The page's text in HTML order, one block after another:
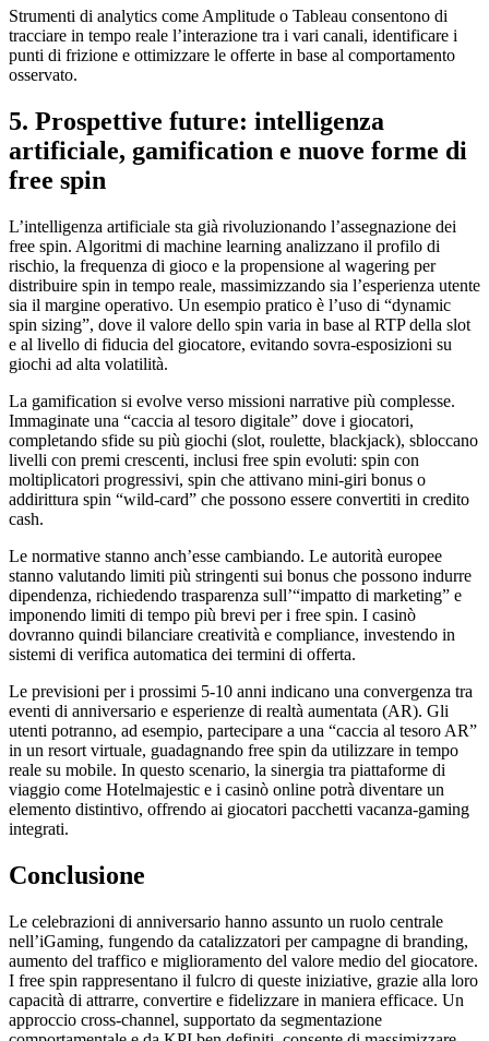
Strumenti di analytics come Amplitude o Tableau consentono di
tracciare in tempo reale l’interazione tra i vari canali, identificare i
punti di frizione e ottimizzare le offerte in base al comportamento
osservato.
5. Prospettive future: intelligenza
artificiale, gamification e nuove forme di
free spin
L’intelligenza artificiale sta già rivoluzionando l’assegnazione dei
free spin. Algoritmi di machine learning analizzano il profilo di
rischio, la frequenza di gioco e la propensione al wagering per
distribuire spin in tempo reale, massimizzando sia l’esperienza utente
sia il margine operativo. Un esempio pratico è l’uso di “dynamic
spin sizing”, dove il valore dello spin varia in base al RTP della slot
e al livello di fiducia del giocatore, evitando sovra‑esposizioni su
giochi ad alta volatilità.
La gamification si evolve verso missioni narrative più complesse.
Immaginate una “caccia al tesoro digitale” dove i giocatori,
completando sfide su più giochi (slot, roulette, blackjack), sbloccano
livelli con premi crescenti, inclusi free spin evoluti: spin con
moltiplicatori progressivi, spin che attivano mini‑giri bonus o
addirittura spin “wild‑card” che possono essere convertiti in credito
cash.
Le normative stanno anch’esse cambiando. Le autorità europee
stanno valutando limiti più stringenti sui bonus che possono indurre
dipendenza, richiedendo trasparenza sull’“impatto di marketing” e
imponendo limiti di tempo più brevi per i free spin. I casinò
dovranno quindi bilanciare creatività e compliance, investendo in
sistemi di verifica automatica dei termini di offerta.
Le previsioni per i prossimi 5‑10 anni indicano una convergenza tra
eventi di anniversario e esperienze di realtà aumentata (AR). Gli
utenti potranno, ad esempio, partecipare a una “caccia al tesoro AR”
in un resort virtuale, guadagnando free spin da utilizzare in tempo
reale su mobile. In questo scenario, la sinergia tra piattaforme di
viaggio come Hotelmajestic e i casinò online potrà diventare un
elemento distintivo, offrendo ai giocatori pacchetti vacanza‑gaming
integrati.
Conclusione
Le celebrazioni di anniversario hanno assunto un ruolo centrale
nell’iGaming, fungendo da catalizzatori per campagne di branding,
aumento del traffico e miglioramento del valore medio del giocatore.
I free spin rappresentano il fulcro di queste iniziative, grazie alla loro
capacità di attrarre, convertire e fidelizzare in maniera efficace. Un
approccio cross‑channel, supportato da segmentazione